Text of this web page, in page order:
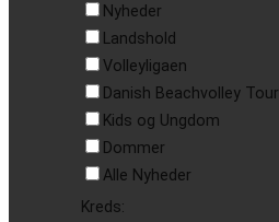
Nyheder
Landshold
Volleyligaen
Danish Beachvolley Tour
Kids og Ungdom
Dommer
Alle Nyheder
Kreds: